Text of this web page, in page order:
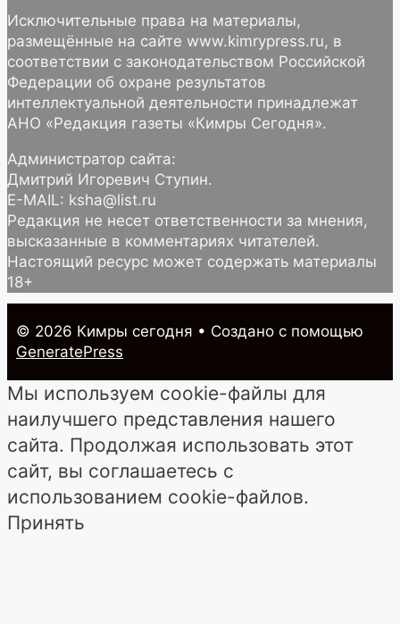
Исключительные права на материалы,
размещённые на сайте www.kimrypress.ru, в
соответствии с законодательством Российской
Федерации об охране результатов
интеллектуальной деятельности принадлежат
АНО «Редакция газеты «Кимры Сегодня».
Администратор сайта:
Дмитрий Игоревич Ступин.
E-MAIL: ksha@list.ru
Редакция не несет ответственности за мнения,
высказанные в комментариях читателей.
Настоящий ресурс может содержать материалы
18+
© 2026 Кимры cегодня • Создано с помощью
GeneratePress
Мы используем cookie-файлы для
наилучшего представления нашего
сайта. Продолжая использовать этот
сайт, вы соглашаетесь с
использованием cookie-файлов.
Принять